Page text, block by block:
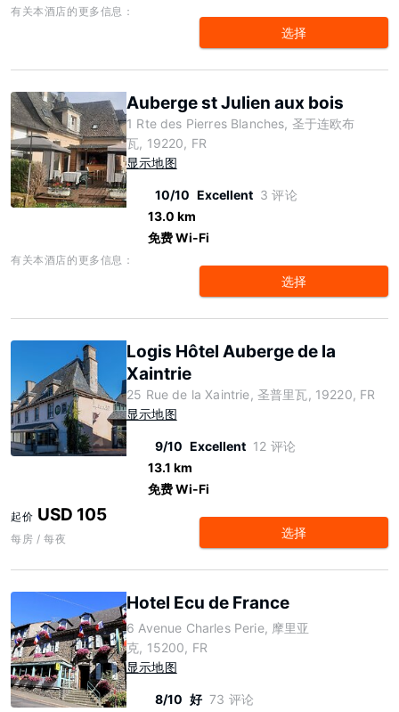
有关本酒店的更多信息：
选择
Auberge st Julien aux bois
1 Rte des Pierres Blanches, 圣于连欧布
瓦, 19220, FR
显示地图
10/10 Excellent 3 评论
13.0 km
免费 Wi-Fi
有关本酒店的更多信息：
选择
Logis Hôtel Auberge de la
Xaintrie
25 Rue de la Xaintrie, 圣普里瓦, 19220, FR
显示地图
9/10 Excellent 12 评论
13.1 km
免费 Wi-Fi
起价 USD 105
每房 / 每夜 选择
Hotel Ecu de France
6 Avenue Charles Perie, 摩里亚
克, 15200, FR
显示地图
8/10 好 73 评论